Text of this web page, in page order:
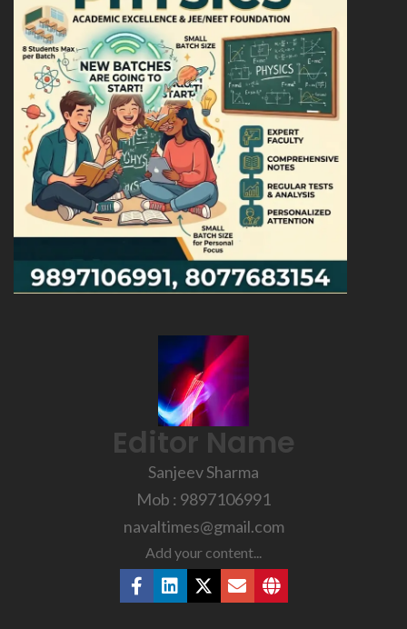
Editor Name
Sanjeev Sharma
Mob : 9897106991
navaltimes@gmail.com
Add your content...